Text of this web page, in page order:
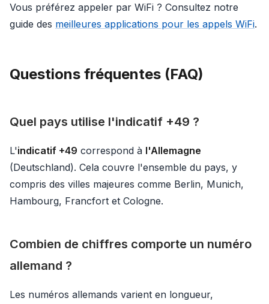
Vous préférez appeler par WiFi ? Consultez notre
guide des meilleures applications pour les appels WiFi.
Questions fréquentes (FAQ)
Quel pays utilise l'indicatif +49 ?
L'indicatif +49 correspond à l'Allemagne
(Deutschland). Cela couvre l'ensemble du pays, y
compris des villes majeures comme Berlin, Munich,
Hambourg, Francfort et Cologne.
Combien de chiffres comporte un numéro
allemand ?
Les numéros allemands varient en longueur,